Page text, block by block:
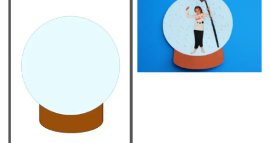
No Caption